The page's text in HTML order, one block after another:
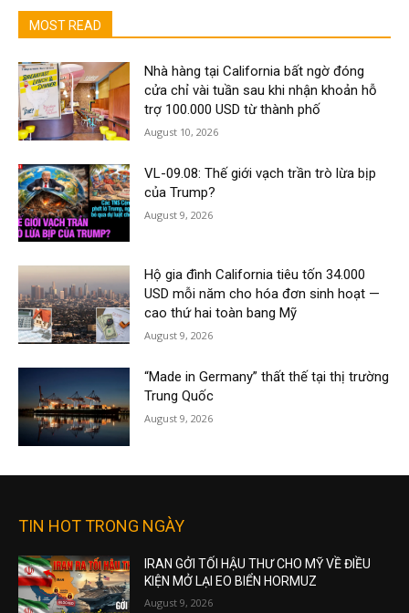
MOST READ
Nhà hàng tại California bất ngờ đóng
cửa chỉ vài tuần sau khi nhận khoản hỗ
trợ 100.000 USD từ thành phố
August 10, 2026
VL-09.08: Thế giới vạch trần trò lừa bịp
của Trump?
August 9, 2026
Hộ gia đình California tiêu tốn 34.000
USD mỗi năm cho hóa đơn sinh hoạt —
cao thứ hai toàn bang Mỹ
August 9, 2026
“Made in Germany” thất thế tại thị trường
Trung Quốc
August 9, 2026
TIN HOT TRONG NGÀY
IRAN GỞI TỐI HẬU THƯ CHO MỸ VỀ ĐIỀU
KIỆN MỞ LẠI EO BIỂN HORMUZ
August 9, 2026